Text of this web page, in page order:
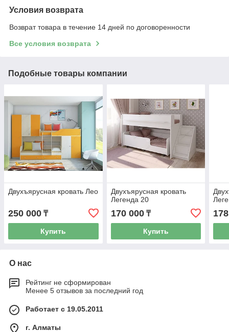
Условия возврата
Возврат товара в течение 14 дней по договоренности
Все условия возврата
Подобные товары компании
Двухъярусная кровать Лео
250 000 ₸
Купить
Двухъярусная кровать
Легенда 20
170 000₸
Купить
О нас
Рейтинг не сформирован
Менее 5 отзывов за последний год
Работает с 19.05.2011
г. Алматы